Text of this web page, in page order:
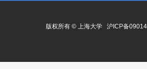
版权所有 © 上海大学 沪ICP备